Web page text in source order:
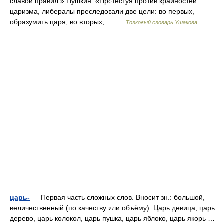
царизма, либералы преследовали две цели: во первых,
образумить царя, во вторых,… …
Толковый словарь Ушакова
царь- — Первая часть сложных слов. Вносит зн.: большой,
величественный (по качеству или объёму). Царь девица, царь
дерево, царь колокол, царь пушка, царь яблоко, царь якорь …